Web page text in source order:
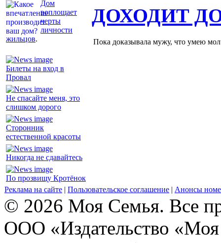
Дом
воплощает
черты
личности
жильцов.
Билеты на вход в
Провал
Не спасайте меня, это
слишком дорого
Сторонник
естественной красоты
Никогда не сдавайтесь
По прозвищу Кротёнок
ДОХОДИТ
Пока доказывала мужу, что умею
Реклама на сайте | Пользовательское соглашение | Анонсы
© 2026 Моя Семья. Все
ООО «Издательство